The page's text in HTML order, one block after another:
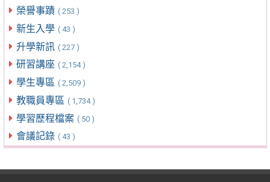
榮譽事蹟 ( 253 )
新生入學 ( 43 )
升學新訊 ( 227 )
研習講座 ( 2,154 )
學生專區 ( 2,509 )
教職員專區 ( 1,734 )
學習歷程檔案 ( 50 )
會議記錄 ( 43 )